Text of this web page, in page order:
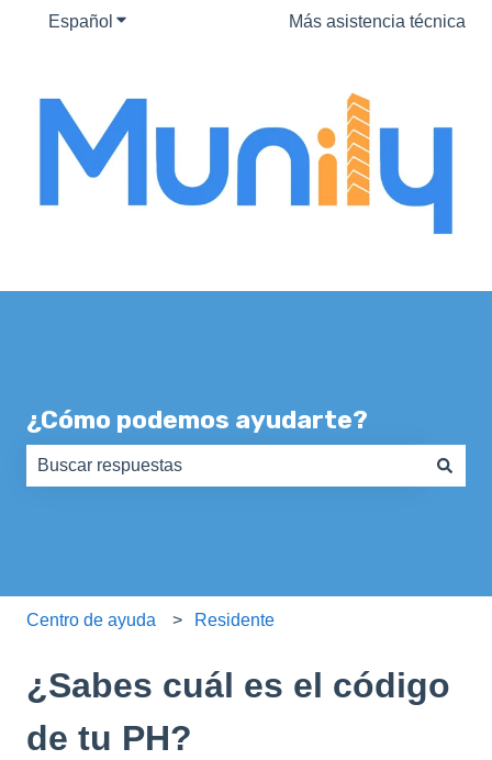
Español Traducciones de Mostrar submenú de
Más asistencia técnica
¿Cómo podemos ayudarte?
Centro de ayuda Residente
¿Sabes cuál es el código
de tu PH?